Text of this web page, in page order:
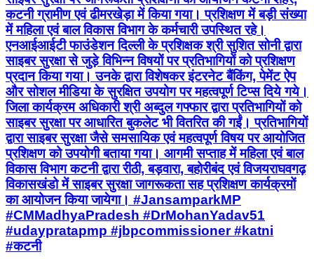
कटनी ग्रामीण एवं ढीमरखेड़ा में किया गया। प्रशिक्षण में बड़ी संख्या
में महिला एवं बाल विकास विभाग के कर्मचारी उपस्थित रहे।
एनआईआईटी फाउंडेशन दिल्ली के प्रशिक्षक श्री सुशित सोनी द्वारा
साइबर सुरक्षा से जुड़े विभिन्न विषयों पर प्रतिभागियों को प्रशिक्षण
प्रदान किया गया। उनके द्वारा विशेषकर इंटरनेट बैंकिंग, पेमेंट ऐप
और सोशल मीडिया के सुरक्षित उपयोग पर महत्वपूर्ण टिप्स दिये गये।
जिला कार्यक्रम अधिकारी श्री अब्दुल गफ्फार द्वारा प्रतिभागियों को
साइबर सुरक्षा पर आधारित बुकलेट भी वितरित की गईं। प्रतिभागियों
द्वारा साइबर सुरक्षा जैसे समसायिक एवं महत्वपूर्ण विषय पर आयोजित
प्रशिक्षण को उपयोगी बताया गया। आगमी सप्ताह में महिला एवं बाल
विकास विभाग कटनी द्वारा रीठी, बड़वारा, बहोरीबंद एवं विजयराघवगढ़
विकासखंडो में साइबर सुरक्षा जागरूकता सह प्रशिक्षण कार्यक्रमों
का आयोजन किया जायेगा। #JansamparkMP
#CMMadhyaPradesh #DrMohanYadav51
#udaypratapmp #jbpcommissioner #katni
#कटनी